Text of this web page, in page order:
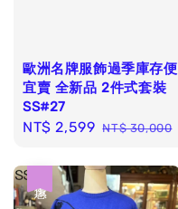
歐洲名牌服飾過季庫存便
宜賣 全新品 2件式套裝
SS#27
Sale
NT$ 2,599 Regular
NT$ 30,000